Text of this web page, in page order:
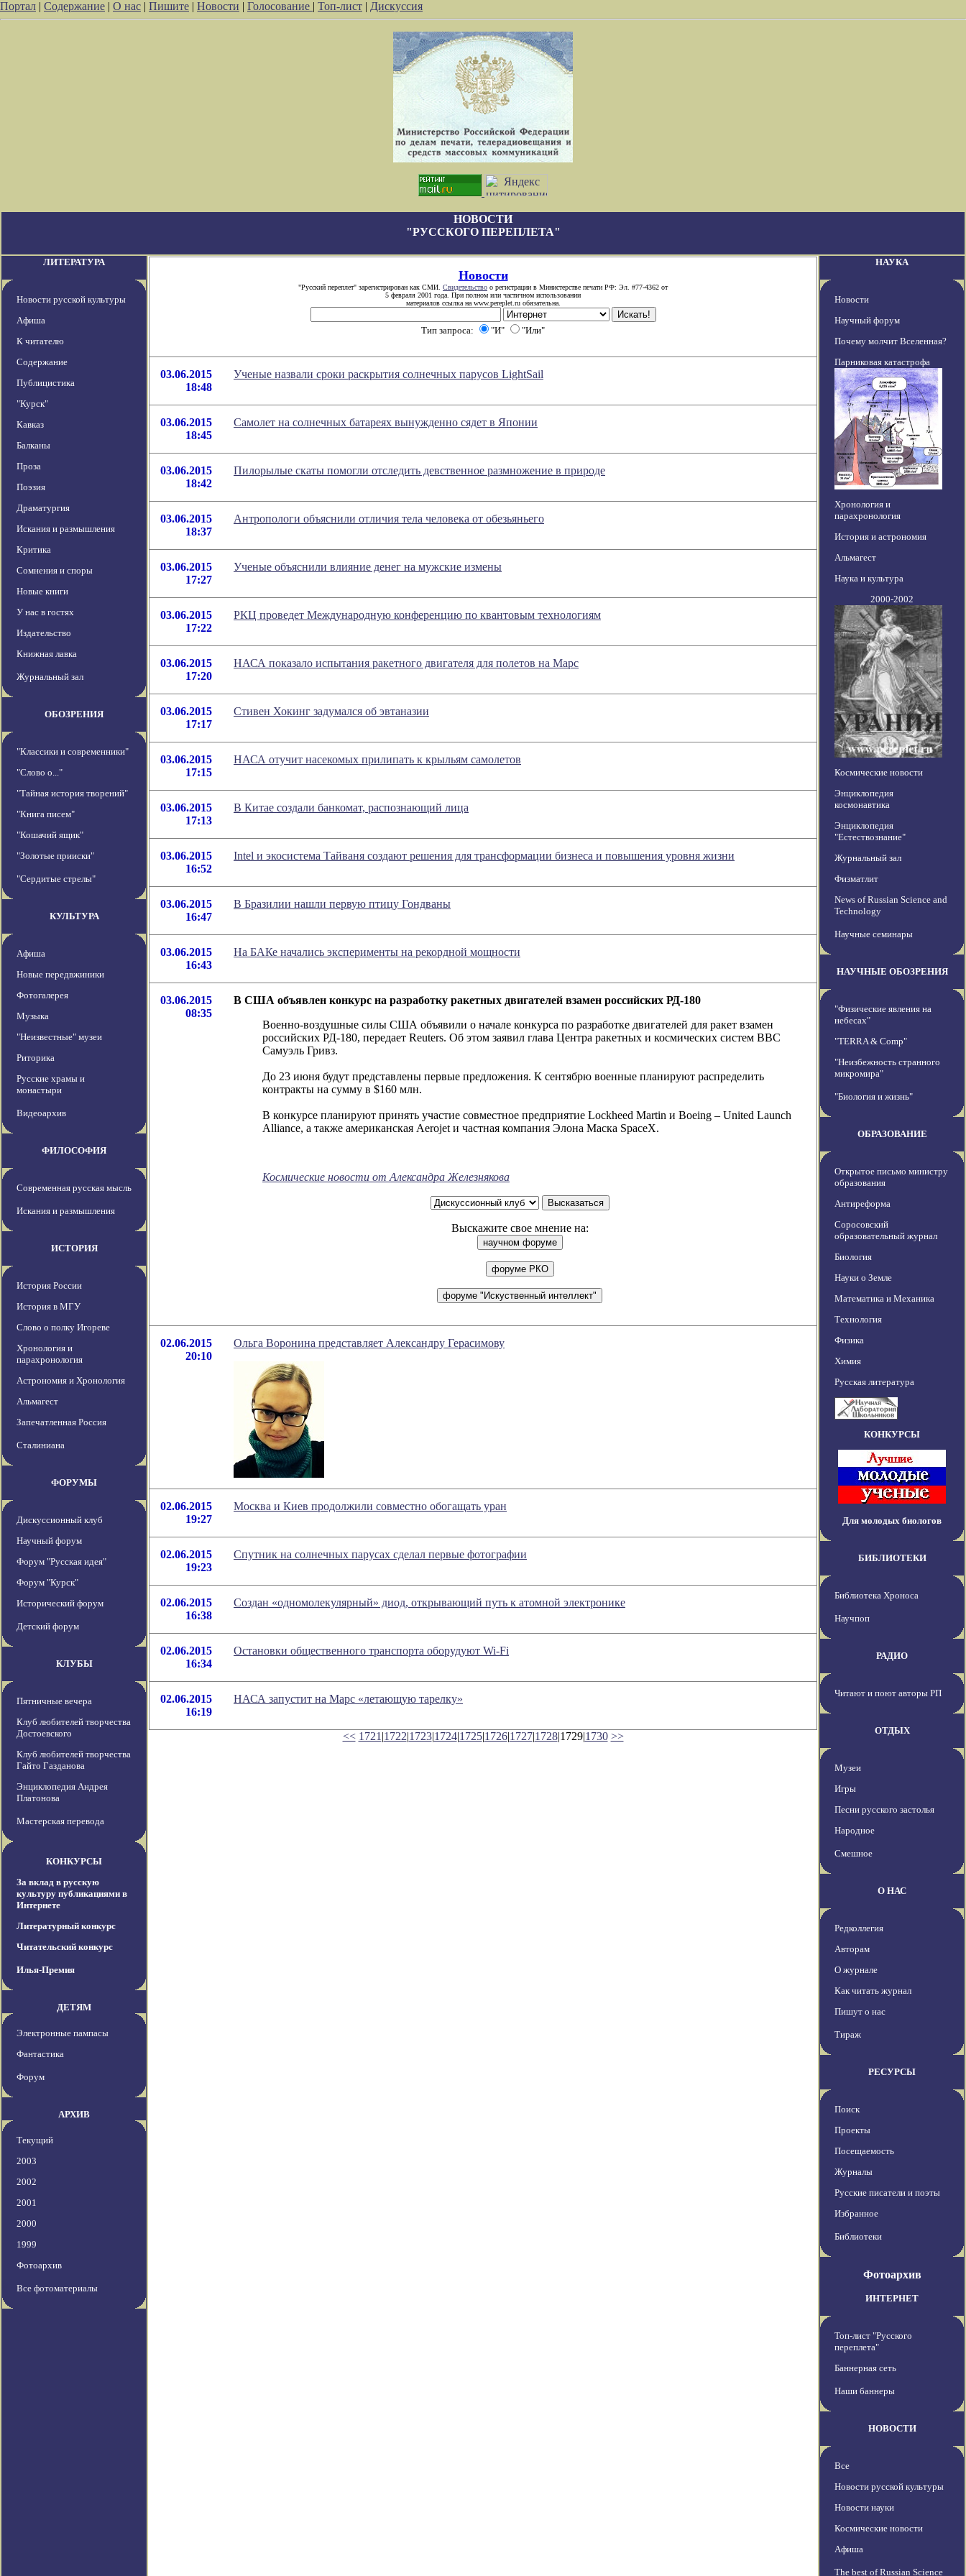
Портал | Содержание | О нас | Пишите | Новости | Голосование | Топ-лист | Дискуссия
НОВОСТИ
"РУССКОГО ПЕРЕПЛЕТА"
ЛИТЕРАТУРА
Новости русской культуры
Афиша
К читателю
Содержание
Публицистика
"Курск"
Кавказ
Балканы
Проза
Поэзия
Драматургия
Искания и размышления
Критика
Сомнения и споры
Новые книги
У нас в гостях
Издательство
Книжная лавка
Журнальный зал
ОБОЗРЕНИЯ
"Классики и современники"
"Слово о..."
"Тайная история творений"
"Книга писем"
"Кошачий ящик"
"Золотые прииски"
"Сердитые стрелы"
КУЛЬТУРА
Афиша
Новые передвжиники
Фотогалерея
Музыка
"Неизвестные" музеи
Риторика
Русские храмы и
монастыри
Видеоархив
ФИЛОСОФИЯ
Современная русская мысль
Искания и размышления
ИСТОРИЯ
История России
История в МГУ
Слово о полку Игореве
Хронология и
парахронология
Астрономия и Хронология
Альмагест
Запечатленная Россия
Сталиниана
ФОРУМЫ
Дискуссионный клуб
Научный форум
Форум "Русская идея"
Форум "Курск"
Исторический форум
Детский форум
КЛУБЫ
Пятничные вечера
Клуб любителей творчества
Достоевского
Клуб любителей творчества
Гайто Газданова
Энциклопедия Андрея
Платонова
Мастерская перевода
КОНКУРСЫ
За вклад в русскую
культуру публикациями в
Интернете
Литературный конкурс
Читательский конкурс
Илья-Премия
ДЕТЯМ
Электронные пампасы
Фантастика
Форум
АРХИВ
Текущий
2003
2002
2001
2000
1999
Фотоархив
Все фотоматериалы
Новости
"Русский переплет" зарегистрирован как СМИ. Свидетельство о регистрации в Министерстве печати РФ: Эл. #77-4362 от
5 февраля 2001 года. При полном или частичном использовании
материалов ссылка на www.pereplet.ru обязательна.
Тип запроса: "И" "Или"
03.06.2015
18:48
Ученые назвали сроки раскрытия солнечных парусов LightSail
03.06.2015
18:45
Самолет на солнечных батареях вынужденно сядет в Японии
03.06.2015
18:42
Пилорылые скаты помогли отследить девственное размножение в природе
03.06.2015
18:37
Антропологи объяснили отличия тела человека от обезьяньего
03.06.2015
17:27
Ученые объяснили влияние денег на мужские измены
03.06.2015
17:22
РКЦ проведет Международную конференцию по квантовым технологиям
03.06.2015
17:20
НАСА показало испытания ракетного двигателя для полетов на Марс
03.06.2015
17:17
Стивен Хокинг задумался об эвтаназии
03.06.2015
17:15
НАСА отучит насекомых прилипать к крыльям самолетов
03.06.2015
17:13
В Китае создали банкомат, распознающий лица
03.06.2015
16:52
Intel и экосистема Тайваня создают решения для трансформации бизнеса и повышения уровня жизни
03.06.2015
16:47
В Бразилии нашли первую птицу Гондваны
03.06.2015
16:43
На БАКе начались эксперименты на рекордной мощности
03.06.2015
08:35
В США объявлен конкурс на разработку ракетных двигателей взамен российских РД-180
Военно-воздушные силы США объявили о начале конкурса по разработке двигателей для ракет взамен
российских РД-180, передает Reuters. Об этом заявил глава Центра ракетных и космических систем ВВС
Самуэль Гривз.
До 23 июня будут представлены первые предложения. К сентябрю военные планируют распределить
контракты на сумму в $160 млн.
В конкурсе планируют принять участие совместное предприятие Lockheed Martin и Boeing – United Launch
Alliance, а также американская Aerojet и частная компания Элона Маска SpaceX.
Космические новости от Александра Железнякова
Выскажите свое мнение на:
02.06.2015
20:10
Ольга Воронина представляет Александру Герасимову
02.06.2015
19:27
Москва и Киев продолжили совместно обогащать уран
02.06.2015
19:23
Спутник на солнечных парусах сделал первые фотографии
02.06.2015
16:38
Создан «одномолекулярный» диод, открывающий путь к атомной электронике
02.06.2015
16:34
Остановки общественного транспорта оборудуют Wi-Fi
02.06.2015
16:19
НАСА запустит на Марс «летающую тарелку»
<< 1721 |1722|1723|1724|1725|1726|1727|1728|1729|1730 >>
НАУКА
Новости
Научный форум
Почему молчит Вселенная?
Парниковая катастрофа
Хронология и
парахронология
История и астрономия
Альмагест
Наука и культура
2000-2002
Космические новости
Энциклопедия
космонавтика
Энциклопедия
"Естествознание"
Журнальный зал
Физматлит
News of Russian Science and
Technology
Научные семинары
НАУЧНЫЕ ОБОЗРЕНИЯ
"Физические явления на
небесах"
"TERRA & Comp"
"Неизбежность странного
микромира"
"Биология и жизнь"
ОБРАЗОВАНИЕ
Открытое письмо министру
образования
Антиреформа
Соросовский
образовательный журнал
Биология
Науки о Земле
Математика и Механика
Технология
Физика
Химия
Русская литература
КОНКУРСЫ
Для молодых биологов
БИБЛИОТЕКИ
Библиотека Хроноса
Научпоп
РАДИО
Читают и поют авторы РП
ОТДЫХ
Музеи
Игры
Песни русского застолья
Народное
Смешное
О НАС
Редколлегия
Авторам
О журнале
Как читать журнал
Пишут о нас
Тираж
РЕСУРСЫ
Поиск
Проекты
Посещаемость
Журналы
Русские писатели и поэты
Избранное
Библиотеки
Фотоархив
ИНТЕРНЕТ
Топ-лист "Русского
переплета"
Баннерная сеть
Наши баннеры
НОВОСТИ
Все
Новости русской культуры
Новости науки
Космические новости
Афиша
The best of Russian Science